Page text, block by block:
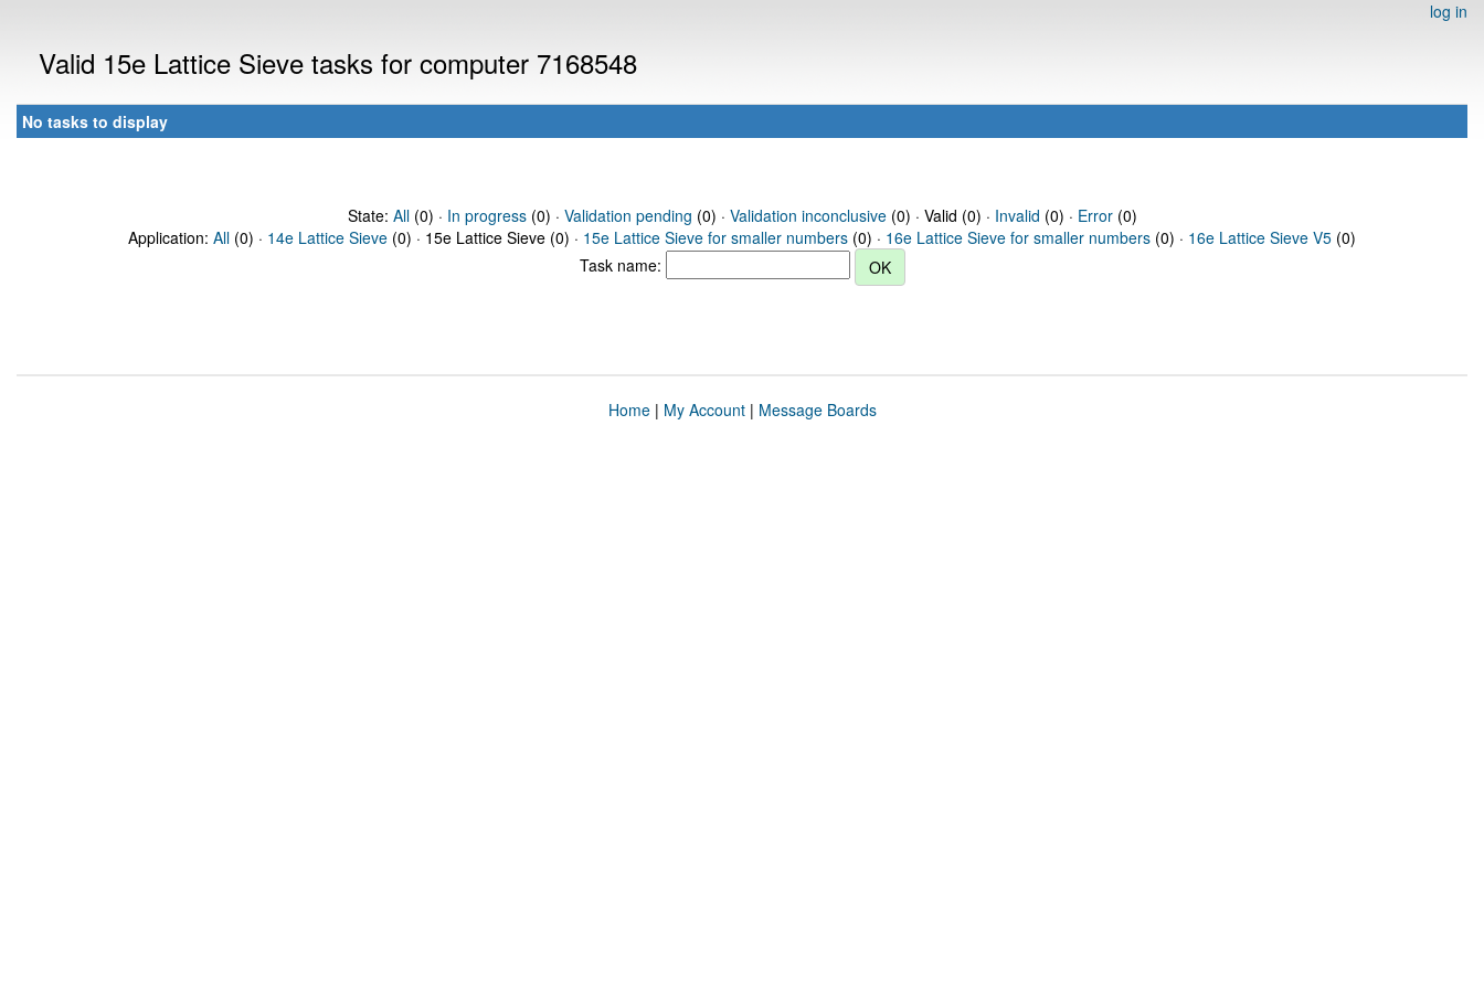
log in
Valid 15e Lattice Sieve tasks for computer 7168548
No tasks to display
State: All(0) · In progress(0) · Validation pending (0) · Validation inconclusive(0) · Valid (0) · Invalid (0) · Error(0)
Application: All (0) · 14e Lattice Sieve (0) · 15e Lattice Sieve (0) · 15e Lattice Sieve for smaller numbers (0) · 16e Lattice Sieve for smaller numbers (0) · 16e Lattice Sieve V5 (0)
Task name:
Home| My Account| Message Boards